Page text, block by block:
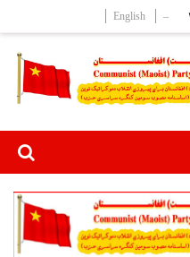
–
English